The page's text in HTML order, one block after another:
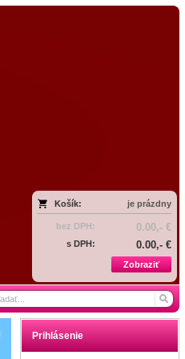
Košík: je prázdny
bez DPH: 0.00,- €
s DPH: 0.00,- €
Zobraziť
Prihlásenie